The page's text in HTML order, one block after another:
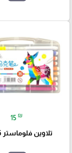
15 ₪
تلاوين فلوماستر 36 لون